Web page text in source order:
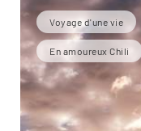
Voyage d'une vie
En amoureux Chili